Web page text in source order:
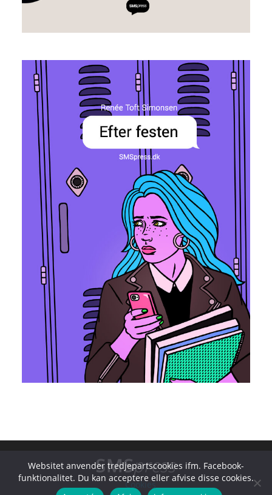
Efter festen
Renée Toft Simonsen
Cookies
Websitet anvender tredjepartscookies ifm. Facebook-
funktionalitet. Du kan acceptere eller afvise disse cookies.